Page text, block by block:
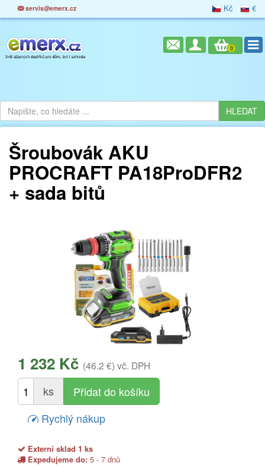
servis@emerx.cz Kč €
0
Šroubovák AKU
PROCRAFT PA18ProDFR2
+ sada bitů
1 232 Kč (46.2 €) vč. DPH
ks
Rychlý nákup
Externí sklad 1 ks
Expedujeme do: 5 - 7 dnů